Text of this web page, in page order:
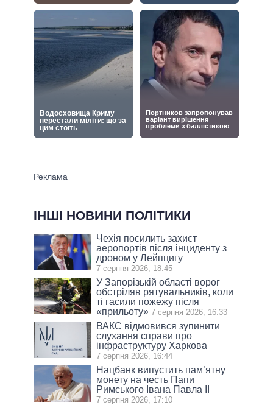
ІНШІ НОВИНИ ПОЛІТИКИ
Чехія посилить захист
аеропортів після інциденту з
дроном у Лейпцигу
7 серпня 2026, 18:45
У Запорізькій області ворог
обстріляв рятувальників, коли
ті гасили пожежу після
«прильоту» 7 серпня 2026, 16:33
ВАКС відмовився зупинити
слухання справи про
інфраструктуру Харкова
7 серпня 2026, 16:44
Нацбанк випустить пам’ятну
монету на честь Папи
Римського Івана Павла II
7 серпня 2026, 17:10